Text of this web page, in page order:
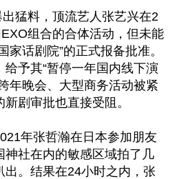
猛料，顶流艺人张艺兴在2
组合的合体活动，但未能
家话剧院”的正式报备批准。
予其“暂停一年国内线下演
年晚会、大型商务活动被紧
剧审批也直接受阻。
年张哲瀚在日本参加朋友
神社在内的敏感区域拍了几
出。结果在24小时之内，张